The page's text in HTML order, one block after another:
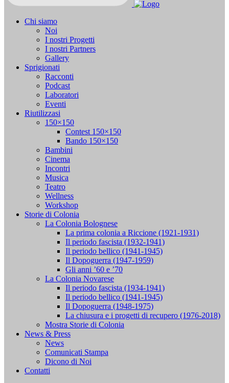
Chi siamo
Noi
I nostri Progetti
I nostri Partners
Gallery
Sprigionati
Racconti
Podcast
Laboratori
Eventi
Riutilizzasi
150×150
Contest 150×150
Bando 150×150
Bambini
Cinema
Incontri
Musica
Teatro
Wellness
Workshop
Storie di Colonia
La Colonia Bolognese
La prima colonia a Riccione (1921-1931)
Il periodo fascista (1932-1941)
Il periodo bellico (1941-1945)
Il Dopoguerra (1947-1959)
Gli anni ’60 e ’70
La Colonia Novarese
Il periodo fascista (1934-1941)
Il periodo bellico (1941-1945)
Il Dopoguerra (1948-1975)
La chiusura e i progetti di recupero (1976-2018)
Mostra Storie di Colonia
News & Press
News
Comunicati Stampa
Dicono di Noi
Contatti